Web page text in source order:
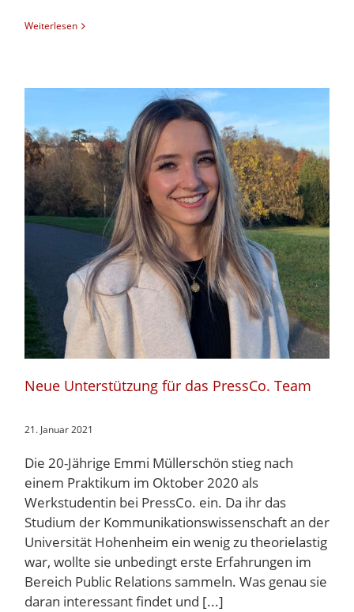
Weiterlesen
Neue Unterstützung für das PressCo. Team
21. Januar 2021
Die 20-Jährige Emmi Müllerschön stieg nach
einem Praktikum im Oktober 2020 als
Werkstudentin bei PressCo. ein. Da ihr das
Studium der Kommunikationswissenschaft an der
Universität Hohenheim ein wenig zu theorielastig
war, wollte sie unbedingt erste Erfahrungen im
Bereich Public Relations sammeln. Was genau sie
daran interessant findet und [...]